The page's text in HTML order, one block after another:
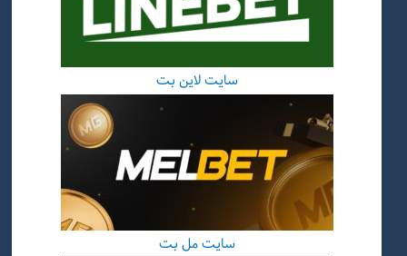
سایت لاین بت
سایت مل بت